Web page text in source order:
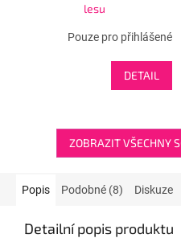
lesu
Pouze pro přihlášené
DETAIL
ZOBRAZIT VŠECHNY
Popis Podobné (8) Diskuze
Detailní popis produktu